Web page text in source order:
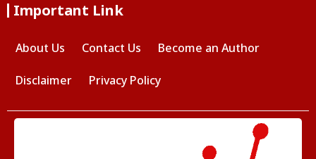
Important Link
About Us Contact Us Become an Author
Disclaimer Privacy Policy